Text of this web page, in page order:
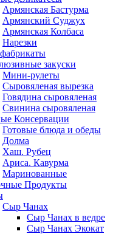
Армянская Бастурма
Армянский Суджух
Армянская Колбаса
Нарезки
закуски
Мини-рулеты
Сыровяленая вырезка
Говядина сыровяленая
Свинина сыровяленая
Консервации
Готовые блюда и обеды
Долма
Хаш. Рубец
Ариса. Кавурма
Маринованные
Продукты
Сыр Чанах
Сыр Чанах в ведре
Сыр Чанах Экокат